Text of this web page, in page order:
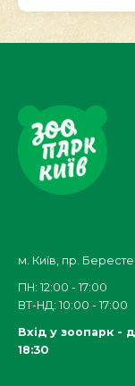
м. Київ, пр.
ПН: 12:00 - 17:00
ВТ-НД: 10:00 - 17:00
Вхід у зоопарк -
18:30